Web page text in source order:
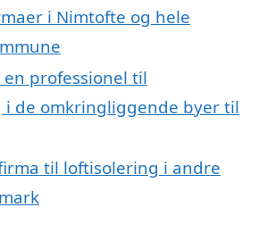
i Nimtofte og hele
en professionel til
i de omkringliggende byer til
til loftisolering i andre